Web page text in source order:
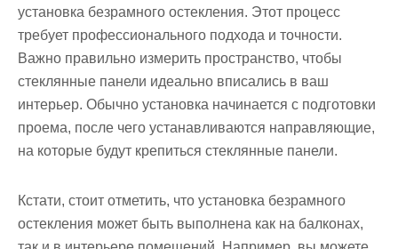
установка безрамного остекления. Этот процесс
требует профессионального подхода и точности.
Важно правильно измерить пространство, чтобы
стеклянные панели идеально вписались в ваш
интерьер. Обычно установка начинается с подготовки
проема, после чего устанавливаются направляющие,
на которые будут крепиться стеклянные панели.
Кстати, стоит отметить, что установка безрамного
остекления может быть выполнена как на балконах,